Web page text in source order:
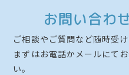
お問い合わ
ご相談やご質問など随時受け
まずはお電話かメールにて
い。